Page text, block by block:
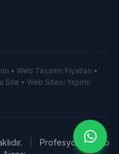
• Web Tasarım Fiyatları •
• Web Sitesi Yapımı
Profesyonel Web